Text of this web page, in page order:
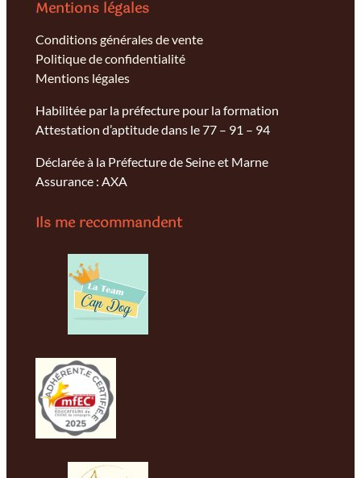
Mentions légales
Conditions générales de vente
Politique de confidentialité
Mentions légales
Habilitée par la préfecture pour la formation
Attestation d’aptitude dans le 77 – 91 – 94
Déclarée à la Préfecture de Seine et Marne
Assurance : AXA
Ils me recommandent